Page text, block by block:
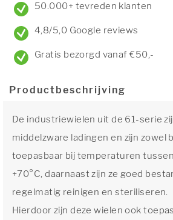
50.000+ tevreden klanten
4,8/5,0 Google reviews
Gratis bezorgd vanaf €50,-
Productbeschrijving
De industriewielen uit de 61-serie
middelzware ladingen en zijn zowel
toepasbaar bij temperaturen
+70°C, daarnaast zijn ze goed
regelmatig reinigen en steriliseren.
Hierdoor zijn deze wielen ook